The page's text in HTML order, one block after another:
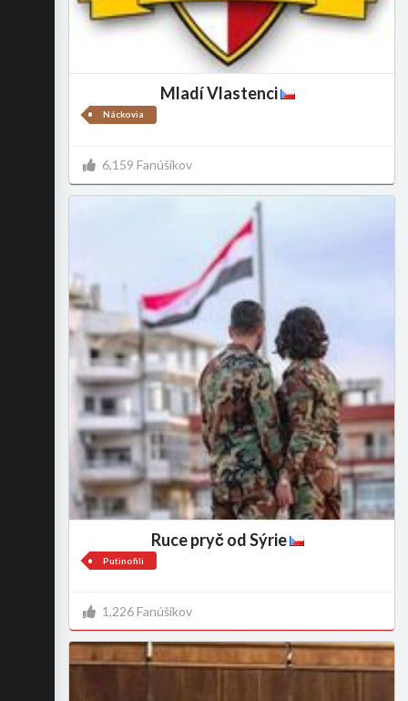
Mladí Vlastenci
Náckovia
6,159 Fanúšikov
Ruce pryč od Sýrie
Putinofili
1,226 Fanúšikov